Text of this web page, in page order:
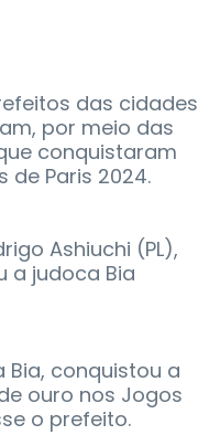
das cidades
por meio das
conquistaram
de Paris 2024.
Ashiuchi (PL),
a judoca Bia
Bia, conquistou a
ouro nos Jogos
o prefeito.